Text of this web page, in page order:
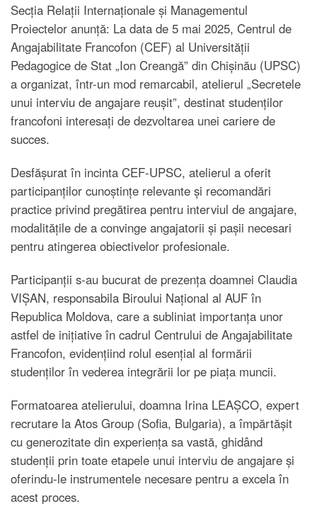
Secția Relații Internaționale și Managementul
Proiectelor anunță: La data de 5 mai 2025, Centrul de
Angajabilitate Francofon (CEF) al Universității
Pedagogice de Stat „Ion Creangă” din Chișinău (UPSC)
a organizat, într-un mod remarcabil, atelierul „Secretele
unui interviu de angajare reușit”, destinat studenților
francofoni interesați de dezvoltarea unei cariere de
succes.
Desfășurat în incinta CEF-UPSC, atelierul a oferit
participanților cunoștințe relevante și recomandări
practice privind pregătirea pentru interviul de angajare,
modalitățile de a convinge angajatorii și pașii necesari
pentru atingerea obiectivelor profesionale.
Participanții s-au bucurat de prezența doamnei Claudia
VIȘAN, responsabila Biroului Național al AUF în
Republica Moldova, care a subliniat importanța unor
astfel de inițiative în cadrul Centrului de Angajabilitate
Francofon, evidențiind rolul esențial al formării
studenților în vederea integrării lor pe piața muncii.
Formatoarea atelierului, doamna Irina LEAȘCO, expert
recrutare la Atos Group (Sofia, Bulgaria), a împărtășit
cu generozitate din experiența sa vastă, ghidând
studenții prin toate etapele unui interviu de angajare și
oferindu-le instrumentele necesare pentru a excela în
acest proces.